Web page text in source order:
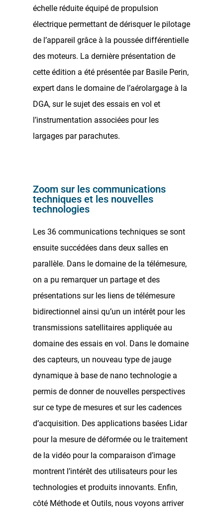
échelle réduite équipé de propulsion
électrique permettant de dérisquer le pilotage
de l’appareil grâce à la poussée différentielle
des moteurs. La dernière présentation de
cette édition a été présentée par Basile Perin,
expert dans le domaine de l’aérolargage à la
DGA, sur le sujet des essais en vol et
l’instrumentation associées pour les
largages par parachutes.
Zoom sur les communications
techniques et les nouvelles
technologies
Les 36 communications techniques se sont
ensuite succédées dans deux salles en
parallèle. Dans le domaine de la télémesure,
on a pu remarquer un partage et des
présentations sur les liens de télémesure
bidirectionnel ainsi qu’un un intérêt pour les
transmissions satellitaires appliquée au
domaine des essais en vol. Dans le domaine
des capteurs, un nouveau type de jauge
dynamique à base de nano technologie a
permis de donner de nouvelles perspectives
sur ce type de mesures et sur les cadences
d’acquisition. Des applications basées Lidar
pour la mesure de déformée ou le traitement
de la vidéo pour la comparaison d’image
montrent l’intérêt des utilisateurs pour les
technologies et produits innovants. Enfin,
côté Méthode et Outils, nous voyons arriver